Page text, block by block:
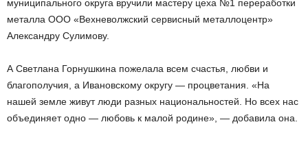
муниципального округа вручили мастеру цеха №1 переработки
металла ООО «Вехневолжский сервисный металлоцентр»
Александру Сулимову.
А Светлана Горнушкина пожелала всем счастья, любви и
благополучия, а Ивановскому округу — процветания. «На
нашей земле живут люди разных национальностей. Но всех нас
объединяет одно — любовь к малой родине», — добавила она.